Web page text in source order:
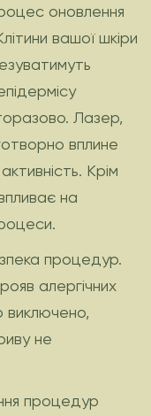
оновлення
вашої шкіри
Лазер,
вплине
Крім
на
процедур.
алергічних
виключено,
не
процедур